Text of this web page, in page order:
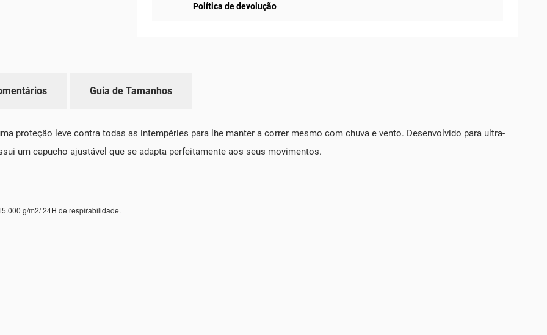
Política de devolução
Guia de Tamanhos
proteção leve contra todas as intempéries para lhe manter a correr mesmo com chuva e vento. Desenvolvido para ultra-
um capucho ajustável que se adapta perfeitamente aos seus movimentos.
g/m2/ 24H de respirabilidade.